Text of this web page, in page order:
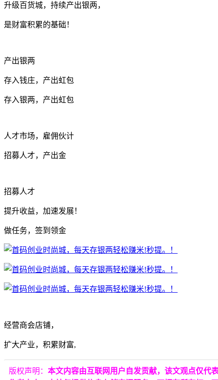
升级百货城，持续产出银两，
是财富积累的基础！
产出银两
存入钱庄，产出虹包
存入银两，产出虹包
人才市场，雇佣伙计
招募人才，产出金
招募人才
提升收益，加速发展！
做任务，签到领金
经营商会店铺，
扩大产业，积累财富,
版权声明： 本文内容由互联网用户自发贡献，该文观点仅代